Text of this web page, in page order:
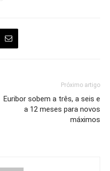
Próximo artigo
Euribor sobem a três, a seis e
a 12 meses para novos
máximos